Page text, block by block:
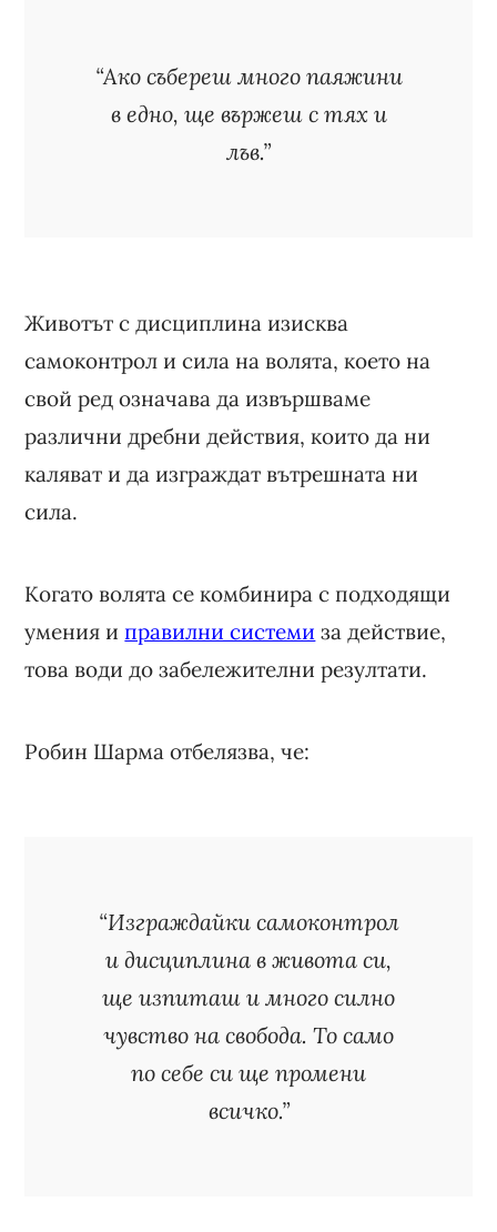
“Ако събереш много паяжини
в едно, ще вържеш с тях и
лъв.”
Животът с дисциплина изисква
самоконтрол и сила на волята, което на
свой ред означава да извършваме
различни дребни действия, които да ни
каляват и да изграждат вътрешната ни
сила.
Когато волята се комбинира с подходящи
умения и правилни системи за действие,
това води до забележителни резултати.
Робин Шарма отбелязва, че:
“Изграждайки самоконтрол
и дисциплина в живота си,
ще изпиташ и много силно
чувство на свобода. То само
по себе си ще промени
всичко.”